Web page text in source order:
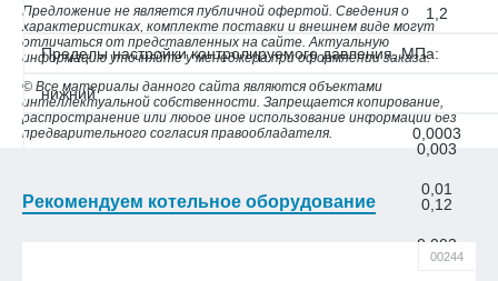
1,2
Пределы настройки контролируемого давления, МПа:
нижний
0,0003
0,003
0,01
0,12
0,003
0,03
Предложение не является публичной офертой. Сведения о
характеристиках, комплекте поставки и внешнем виде могут
отличаться от представленных на сайте. Актуальную
информацию уточняйте у менеджера при оформлении заказа.
© Все материалы данного сайта являются объектами
интеллектуальной собственности. Запрещается копирование,
распространение или любое иное использование информации без
предварительного согласия правообладателя.
Рекомендуем котельное оборудование
00244